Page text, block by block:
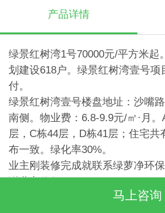
产品详情
绿景红树湾1号70000元/平方米起
划建设618户。绿景红树湾壹号项
付。
绿景红树湾壹号楼盘地址：沙嘴
南侧。物业费：6.8-9.9元/㎡·月
层，C栋44层，D栋41层；住宅共
布一致。绿化率30%。
业主刚装修完成就联系绿萝净环
马上咨询